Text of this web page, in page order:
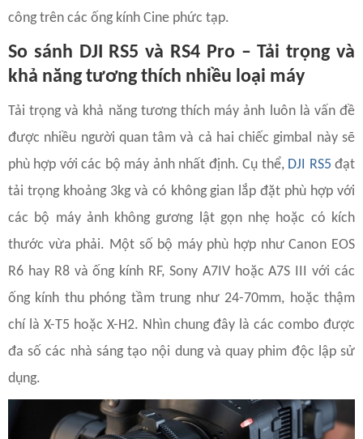
công trên các ống kính Cine phức tạp.
So sánh DJI RS5 và RS4 Pro – Tải trọng và
khả năng tương thích nhiều loại máy
Tải trọng và khả năng tương thích máy ảnh luôn là vấn đề
được nhiều người quan tâm và cả hai chiếc gimbal này sẽ
phù hợp với các bộ máy ảnh nhất định. Cụ thể, DJI RS5 đạt
tải trọng khoảng 3kg và có không gian lắp đặt phù hợp với
các bộ máy ảnh không gương lật gọn nhẹ hoặc có kích
thước vừa phải. Một số bộ máy phù hợp như Canon EOS
R6 hay R8 và ống kính RF, Sony A7IV hoặc A7S III với các
ống kính thu phóng tầm trung như 24-70mm, hoặc thậm
chí là X-T5 hoặc X-H2. Nhìn chung đây là các combo được
đa số các nhà sáng tạo nội dung và quay phim độc lập sử
dụng.